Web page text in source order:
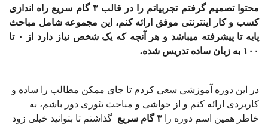
محتوا تصمیم گرفتم تجربیاتم را در قالب ۳ گام سریع راه اندازی
کسب و کار اینترنتی موفق ارائه کنم، این مجموعه شامل مباحث
پایه تا پیشرفته میباشد و
هر آنچه که یک شخص نیاز دارد از ۰ تا
۱۰۰ به زبان ساده تدریس
شده.
در این دوره آموزشی سعی کردم تا جای ممکن مطالب را ساده و
کاربردی ارائه کنم و از حواشی و مباحث تئوری دور باشم، به
خاطر همین اسم دوره را
گذاشتم تا بتوانید خیلی زود